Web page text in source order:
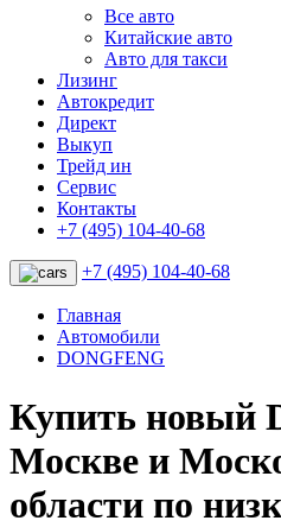
Все авто
Китайские авто
Авто для такси
Лизинг
Автокредит
Директ
Выкуп
Трейд ин
Сервис
Контакты
+7 (495) 104-40-68
+7 (495) 104-40-68
Главная
Автомобили
DONGFENG
Купить новый
Москве и
области по